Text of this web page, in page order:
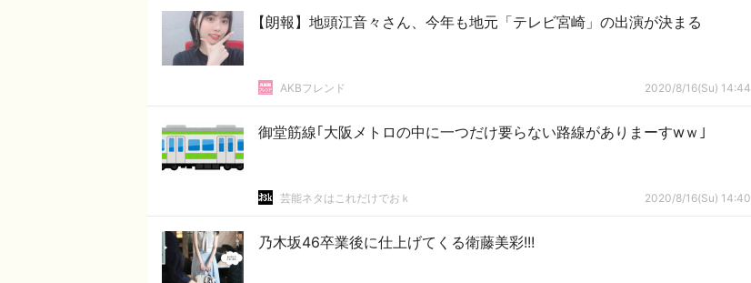
【朗報】地頭江音々さん、今年も地元「テレビ宮崎」の出演が決まる
AKBフレンド 2020/8/16(Su) 14:44
御堂筋線｢大阪メトロの中に一つだけ要らない路線がありまーすwｗ｣
芸能ネタはこれだけでおｋ 2020/8/16(Su) 14:40
乃木坂46卒業後に仕上げてくる衛藤美彩!!!